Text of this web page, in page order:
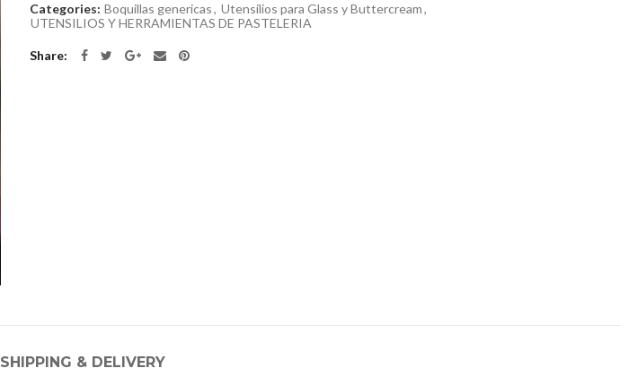
Categories: Boquillas genericas, Utensilios para Glass y Buttercream,
UTENSILIOS Y HERRAMIENTAS DE PASTELERIA
Share
SHIPPING & DELIVERY